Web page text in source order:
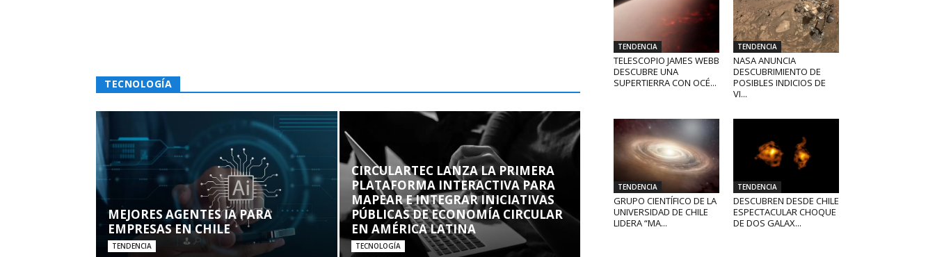
TECNOLOGÍA
MEJORES AGENTES IA PARA
EMPRESAS EN CHILE
TENDENCIA
CIRCULARTEC LANZA LA PRIMERA
PLATAFORMA INTERACTIVA PARA
MAPEAR E INTEGRAR INICIATIVAS
PÚBLICAS DE ECONOMÍA CIRCULAR
EN AMÉRICA LATINA
TECNOLOGÍA
TENDENCIA
TELESCOPIO JAMES WEBB
DESCUBRE UNA
SUPERTIERRA CON OCÉ...
TENDENCIA
NASA ANUNCIA
DESCUBRIMIENTO DE
POSIBLES INDICIOS DE
VI...
TENDENCIA
GRUPO CIENTÍFICO DE LA
UNIVERSIDAD DE CHILE
LIDERA “MA...
TENDENCIA
DESCUBREN DESDE CHILE
ESPECTACULAR CHOQUE
DE DOS GALAX...